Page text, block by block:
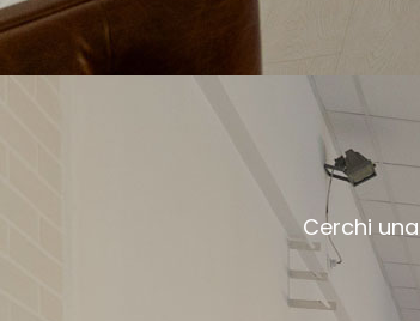
Cerchi